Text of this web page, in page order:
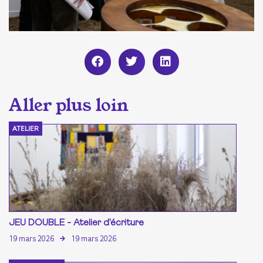
ATELIER
JEU DOUBLE - Atelier d'écriture
19 mars 2026 19 mars 2026